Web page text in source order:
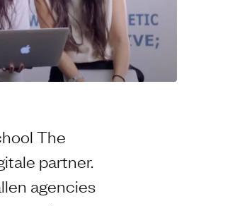
The
partner.
agencies